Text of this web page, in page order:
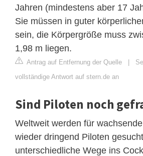
Jahren (mindestens aber 17
Sie müssen in guter
sein, die Körpergröße muss
1,98 m liegen.
Antrag auf Entfernung der Quelle |
vollständige Antwort auf stern.de an
Sind Piloten noch
Weltweit werden für
wieder dringend Piloten
unterschiedliche Wege ins